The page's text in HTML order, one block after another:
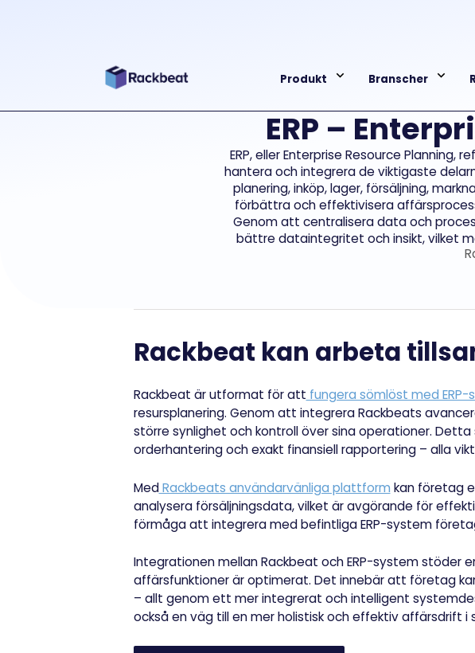
Produkt Branscher
ERP –
ERP, eller Enterprise Resource
hantera och integrera de viktigaste
planering, inköp, lager, försäljning,
förbättra och effektivisera
Genom att centralisera data och
bättre dataintegritet och insikt, vilket
Rackbeat kan arbeta
Rackbeat är utformat för att fungera sömlöst med ERP-
resursplanering. Genom att integrera Rackbeats
större synlighet och kontroll över sina operationer.
orderhantering och exakt finansiell rapportering – alla
MedRackbeats användarvänliga plattform kan företag
analysera försäljningsdata, vilket är avgörande för
förmåga att integrera med befintliga ERP-system
Integrationen mellan Rackbeat och ERP-system
affärsfunktioner är optimerat. Det innebär att företag
– allt genom ett mer integrerat och intelligent
också en väg till en mer holistisk och effektiv affärsdrift